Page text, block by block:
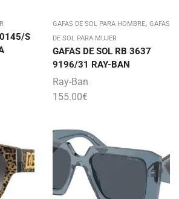
0145/S
GAFAS DE SOL PARA HOMBRE, GAFAS
DE SOL PARA MUJER
GAFAS DE SOL RB 3637
9196/31 RAY-BAN
Ray-Ban
155.00€